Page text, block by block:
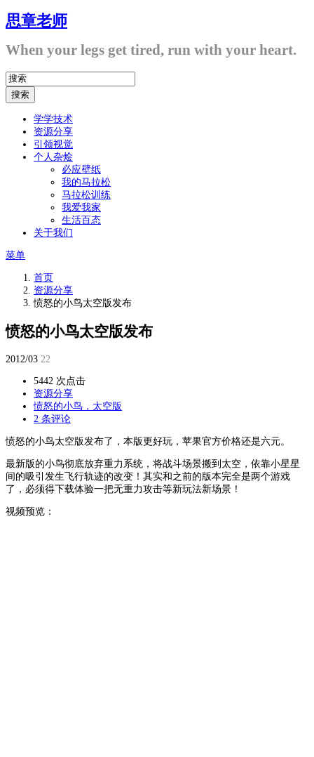
思章老师
When your legs get tired, run with your heart.
学学技术
资源分享
引领视觉
个人杂烩
必应壁纸
我的马拉松
马拉松训练
我爱我家
生活百态
关于我们
菜单
首页
资源分享
愤怒的小鸟太空版发布
愤怒的小鸟太空版发布
2012/03 22
5442 次点击
资源分享
愤怒的小鸟，太空版
2 条评论
愤怒的小鸟太空版发布了，本版更好玩，苹果官方价格还是六元。
最新版的小鸟彻底放弃重力系统，将战斗场景搬到太空，依靠小星星
间的吸引发生飞行轨迹的改变！其实和之前的版本完全是两个游戏
了，必须得下载体验一把无重力攻击等新玩法新场景！
视频预览：